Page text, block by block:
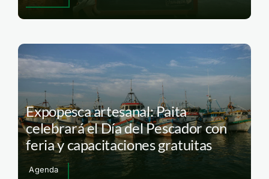
Expopesca artesanal: Paita
celebrará el Día del Pescador con
feria y capacitaciones gratuitas
Agenda